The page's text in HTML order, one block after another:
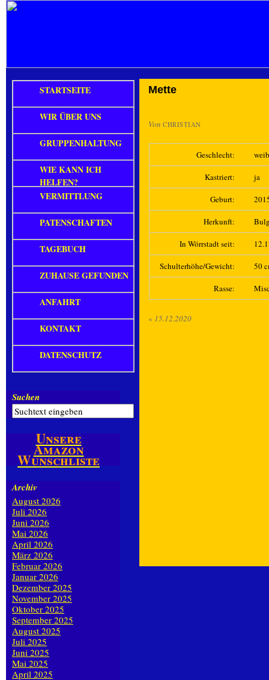
Mette
Von CHRISTIAN
Geschlecht:
Kastriert: ja
Geburt:
Herkunft:
In Wörrstadt seit:
Schulterhöhe/Gewicht: 50
Rasse:
« 15.12.2020
STARTSEITE
WIR ÜBER UNS
GRUPPENHALTUNG
WIE KANN ICH
HELFEN?
VERMITTLUNG
PATENSCHAFTEN
TAGEBUCH
ZUHAUSE GEFUNDEN
ANFAHRT
KONTAKT
DATENSCHUTZ
Suchen
Unsere
Amazon
Wunschliste
Archiv
August 2026
Juli 2026
Juni 2026
Mai 2026
April 2026
März 2026
Februar 2026
Januar 2026
Dezember 2025
November 2025
Oktober 2025
September 2025
August 2025
Juli 2025
Juni 2025
Mai 2025
April 2025